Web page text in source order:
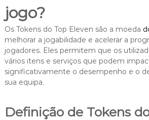
jogo?
Os Tokens do Top Eleven são a moeda
melhorar a jogabilidade e acelerar a
jogadores. Eles permitem que os
vários itens e serviços que podem
significativamente o desempenho e o
sua equipa.
Definição de Tokens